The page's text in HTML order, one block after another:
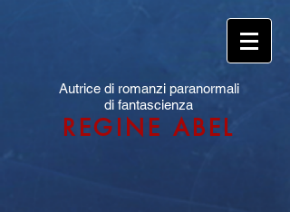
Autrice di romanzi paranormali
di fantascienza
REGINE ABEL